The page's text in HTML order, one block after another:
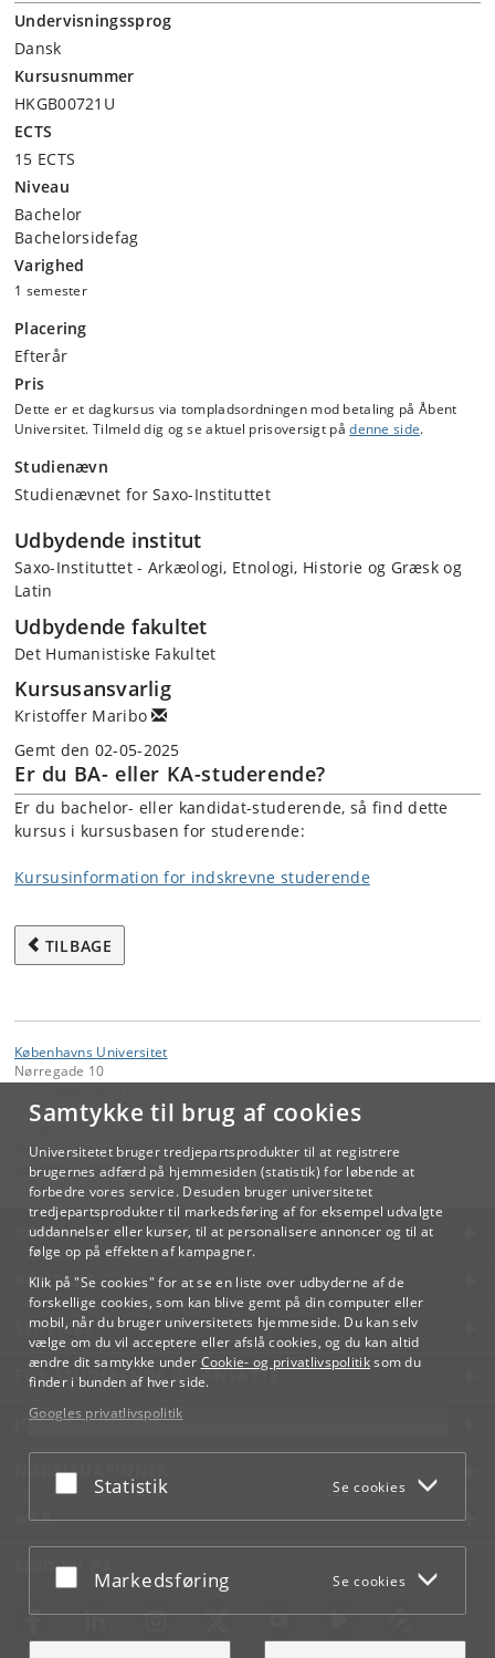
Samtykke til brug af cookies
Universitetet bruger tredjepartsprodukter til at registrere
brugernes adfærd på hjemmesiden (statistik) for løbende at
forbedre vores service. Desuden bruger universitetet
tredjepartsprodukter til markedsføring af for eksempel udvalgte
uddannelser eller kurser, til at personalisere annoncer og til at
følge op på effekten af kampagner.
Klik på "Se cookies" for at se en liste over udbyderne af de
forskellige cookies, som kan blive gemt på din computer eller
mobil, når du bruger universitetets hjemmeside. Du kan selv
vælge om du vil acceptere eller afslå cookies, og du kan altid
ændre dit samtykke under Cookie- og privatlivspolitiksom du
finder i bunden af hver side.
Googles privatlivspolitik
Acceptér eller afslå
Statistik Se cookies
Acceptér eller afslå
Markedsføring Se cookies
Undervisningssprog
Dansk
Kursusnummer
HKGB00721U
ECTS
15 ECTS
Niveau
Bachelor
Bachelorsidefag
Varighed
1 semester
Placering
Efterår
Pris
Dette er et dagkursus via tompladsordningen mod betaling på Åbent
Universitet. Tilmeld dig og se aktuel prisoversigt pådenne side.
Studienævn
Studienævnet for Saxo-Instituttet
Udbydende institut
Saxo-Instituttet - Arkæologi, Etnologi, Historie og Græsk og
Latin
Udbydende fakultet
Det Humanistiske Fakultet
Kursusansvarlig
Kristoffer Maribo
Gemt den 02-05-2025
Er du BA- eller KA-studerende?
Er du bachelor- eller kandidat-studerende, så find dette
kursus i kursusbasen for studerende:
Kursusinformation for indskrevne studerende
TILBAGE
Københavns Universitet
Nørregade 10
Videreuddannelse og Livslang Læring
lifelonglearning@adm.ku.dk
KØBENHAVNS UNIVERSITET
KONTAKT
SERVICES
FOR STUDERENDE OG ANSATTE
JOB OG KARRIERE
NØDSITUATIONER
WEB
MØD KU PÅ